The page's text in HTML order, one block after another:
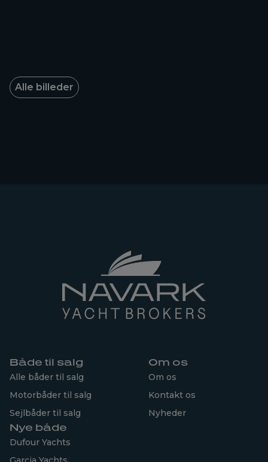
Alle billeder
Både til salg
Alle båder til salg
Motorbåder til salg
Sejlbåder til salg
Nye både
Dufour Yachts
Om os
Om os
Kontakt os
Nyheder